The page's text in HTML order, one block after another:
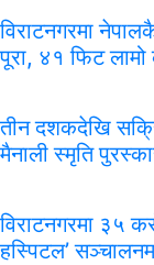
विराटनगरमा
पूरा, ४१ फिट
तीन दशकदेखि
मैनाली स्मृति
विराटनगरमा ३५
हस्पिटल’